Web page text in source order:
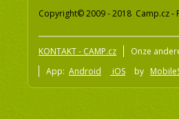
Copyright© 2009 - 2018 Camp.cz -
KONTAKT - CAMP.cz Onze
App: Android iOS by